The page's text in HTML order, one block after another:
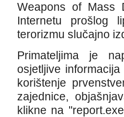
Weapons of Mass
Internetu prošlog
terorizmu slučajno
Primateljima je
osjetljive
korištenje
zajednice,
klikne na